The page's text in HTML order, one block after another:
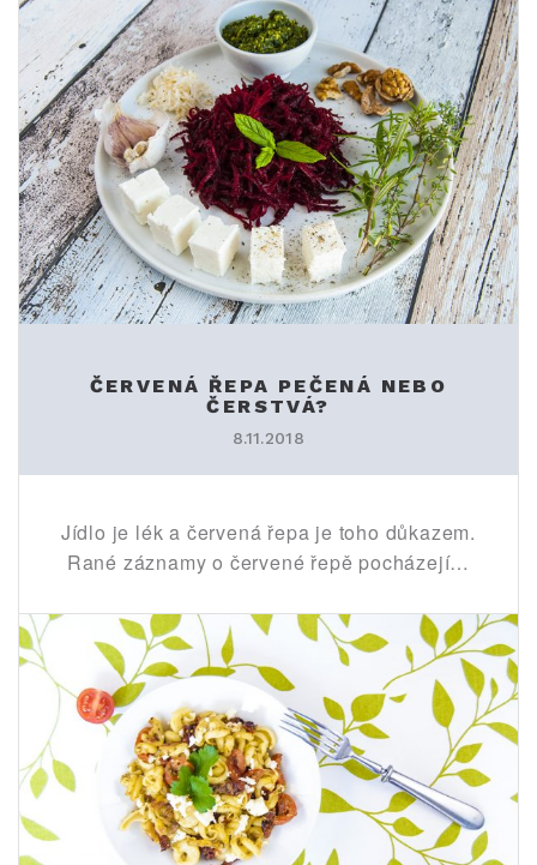
ČERVENÁ ŘEPA PEČENÁ NEBO
ČERSTVÁ?
8.11.2018
Jídlo je lék a červená řepa je toho důkazem.
Rané záznamy o červené řepě pocházejí…